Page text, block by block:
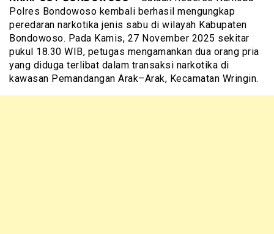
Polres Bondowoso kembali berhasil mengungkap
peredaran narkotika jenis sabu di wilayah Kabupaten
Bondowoso. Pada Kamis, 27 November 2025 sekitar
pukul 18.30 WIB, petugas mengamankan dua orang pria
yang diduga terlibat dalam transaksi narkotika di
kawasan Pemandangan Arak–Arak, Kecamatan Wringin.